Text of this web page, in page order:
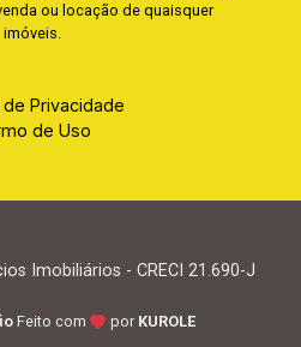
ou locação de quaisquer
imóveis.
Privacidade
de Uso
Imobiliários - CRECI 21.690-J
Feito com por KUROLE